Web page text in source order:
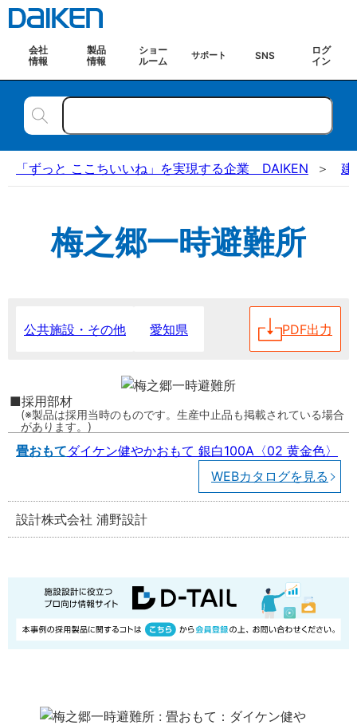
会社
情報
製品
情報
ショー
ルーム
サポート SNS
ログ
イン
「ずっと ここちいいね」を実現する企業 DAIKEN 建
梅之郷一時避難所
公共施設・その他 愛知県 PDF出力
採用部材
製品は採用当時のものです。生産中止品も掲載されている場合
があります。
畳おもてダイケン健やかおもて 銀白100A〈02 黄金色〉
WEBカタログを見る
設計株式会社 浦野設計